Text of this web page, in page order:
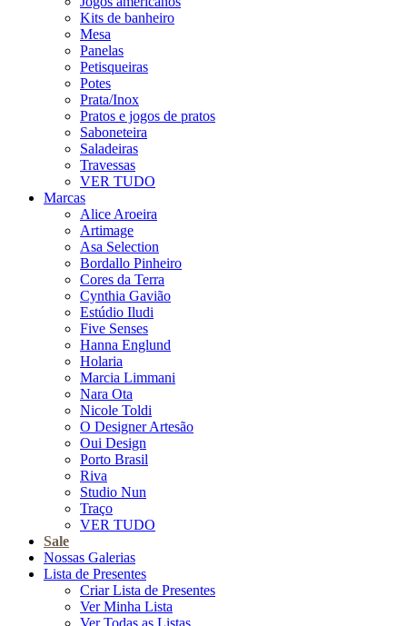
Kits de banheiro
Mesa
Panelas
Petisqueiras
Potes
Prata/Inox
Pratos e jogos de pratos
Saboneteira
Saladeiras
Travessas
VER TUDO
Marcas
Alice Aroeira
Artimage
Asa Selection
Bordallo Pinheiro
Cores da Terra
Cynthia Gavião
Estúdio Iludi
Five Senses
Hanna Englund
Holaria
Marcia Limmani
Nara Ota
Nicole Toldi
O Designer Artesão
Oui Design
Porto Brasil
Riva
Studio Nun
Traço
VER TUDO
Sale
Nossas Galerias
Lista de Presentes
Criar Lista de Presentes
Ver Minha Lista